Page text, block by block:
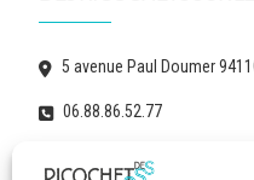
5 avenue Paul Doumer
06.88.86.52.77